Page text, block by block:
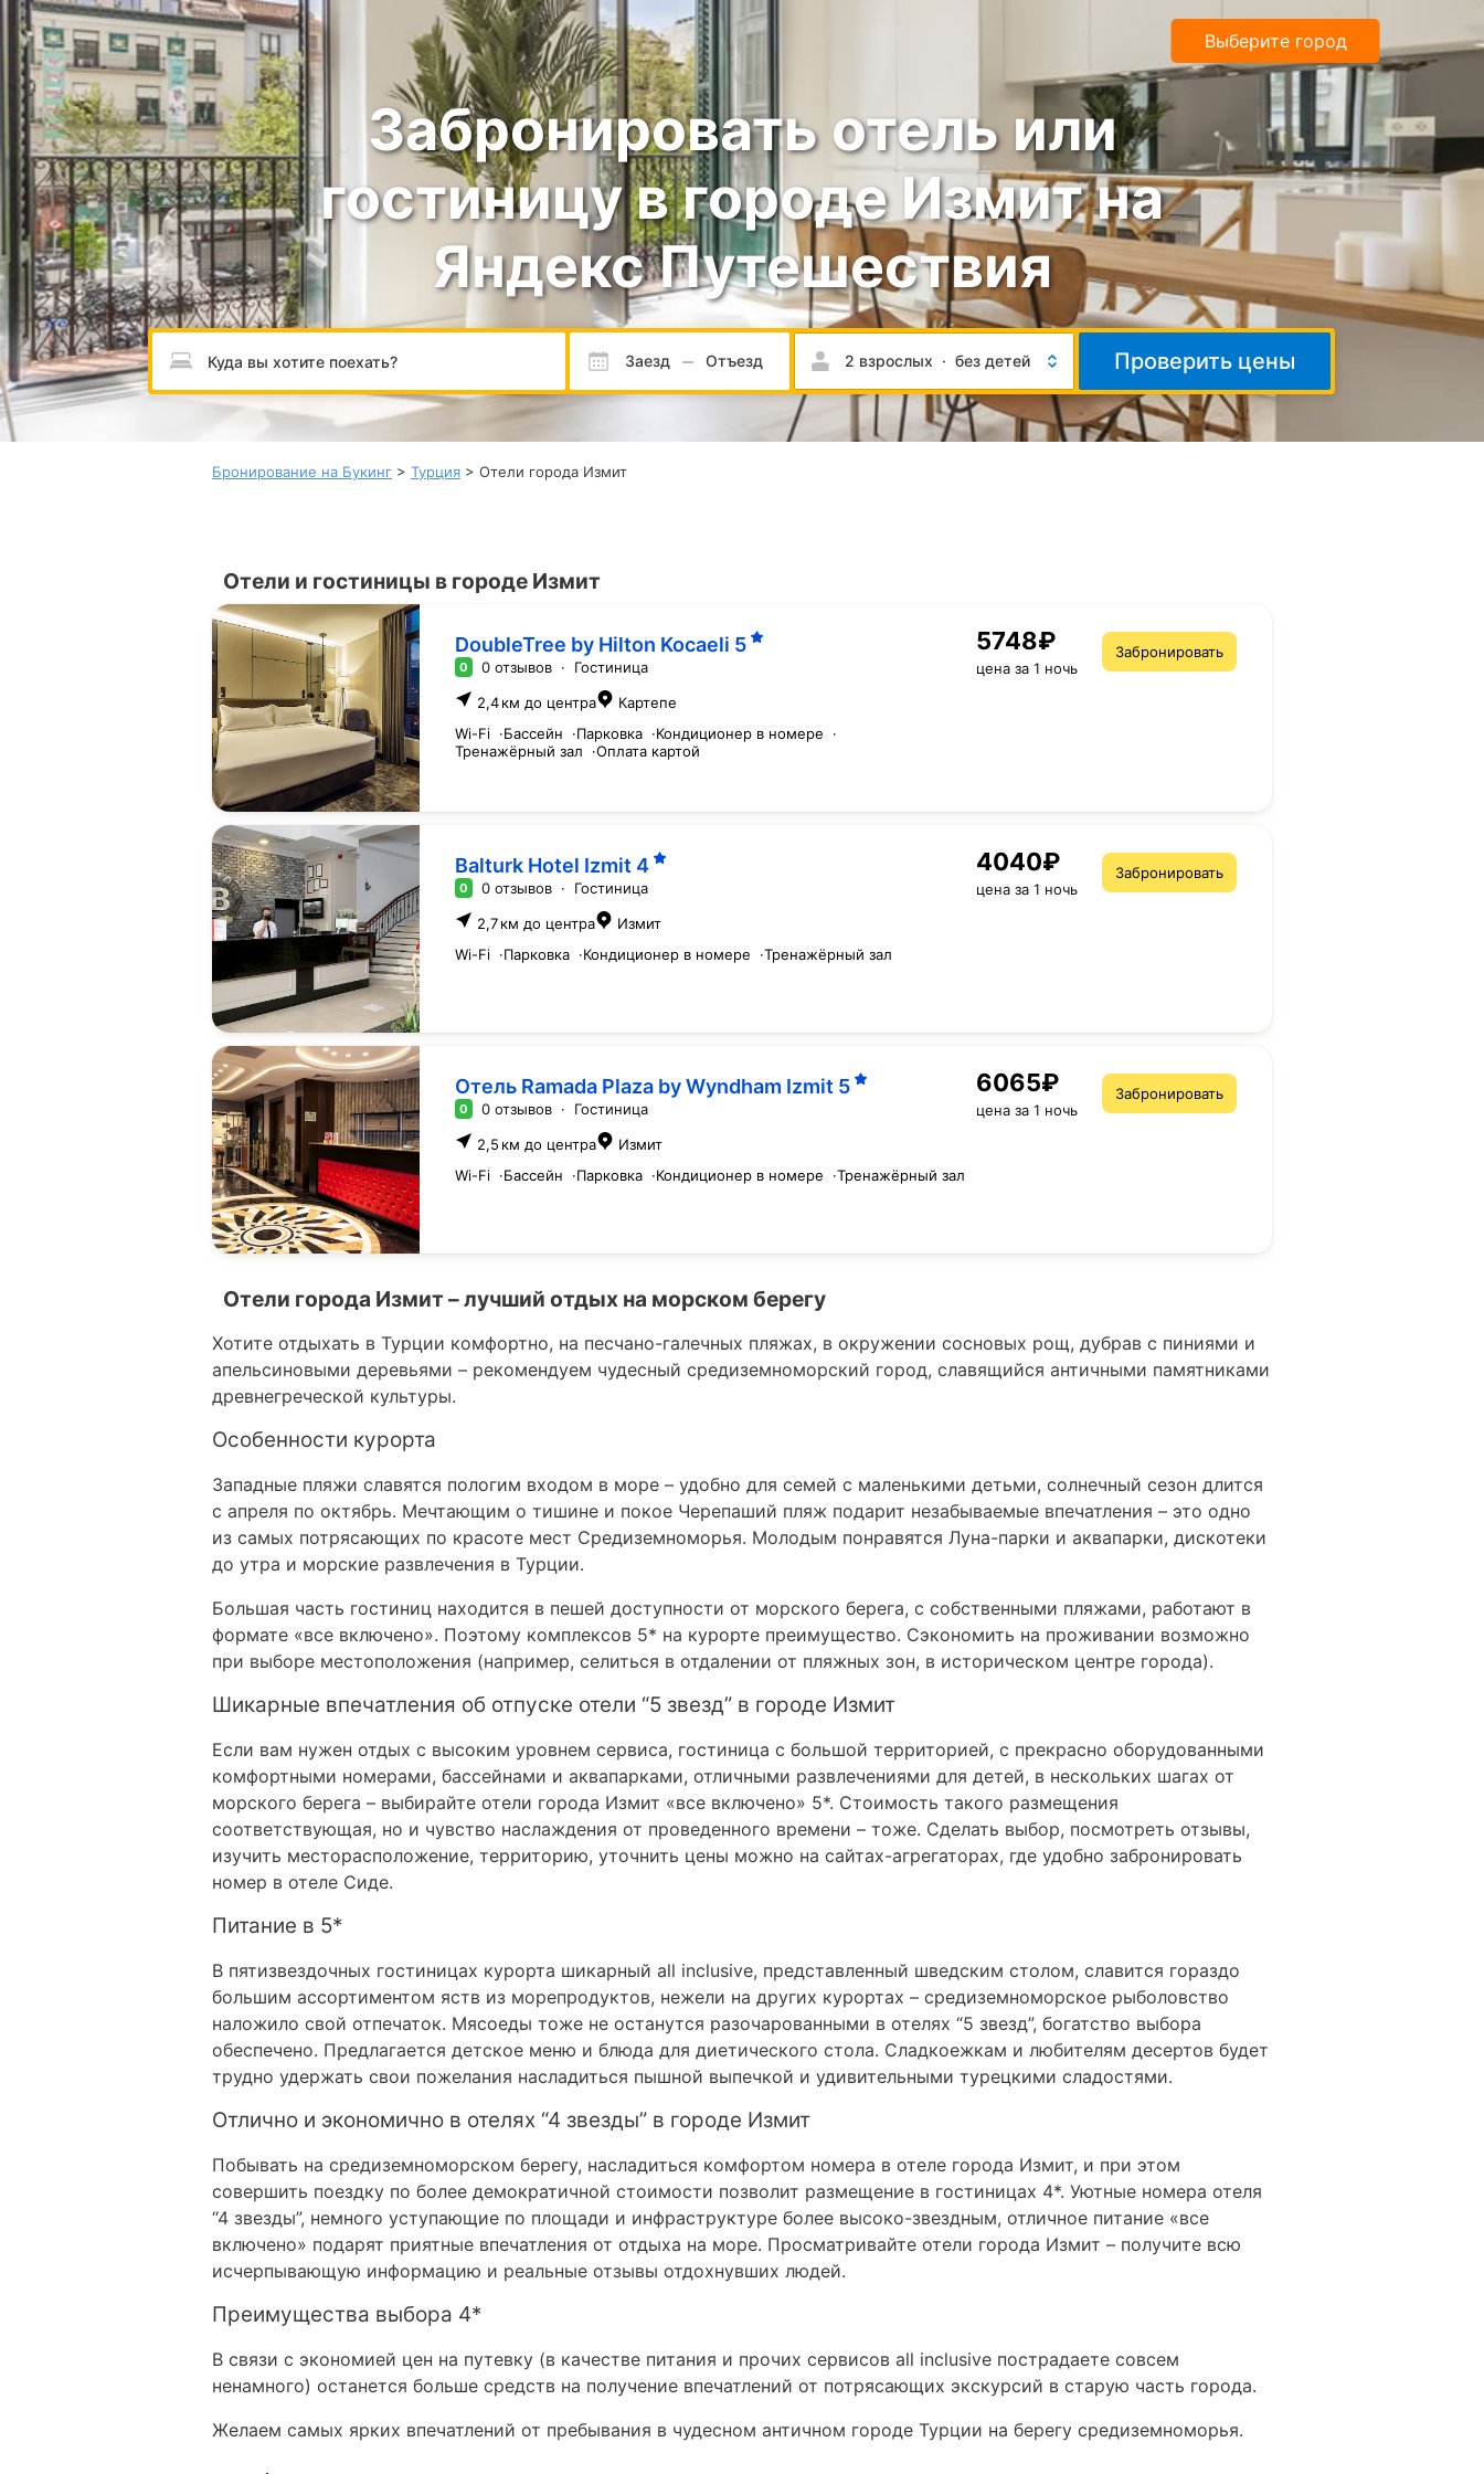
Забронировать отель или
гостиницу в городе Измит на
Яндекс Путешествия
Заезд
Отъезд
гостей
2 взрослых ·без детей Проверить цены
Выберите город
Бронирование на Букинг > Турция > Отели города Измит
Отели и гостиницы в городе Измит
DoubleTree by Hilton Kocaeli 5
0 0 отзывов · Гостиница
2,4 км до центра
Картепе
Wi-Fi ·Бассейн ·Парковка ·Кондиционер в номере ·
Тренажёрный зал ·Оплата картой
5748₽
цена за 1 ночь
Забронировать
Balturk Hotel Izmit 4
0 0 отзывов · Гостиница
2,7 км до центра
Измит
Wi-Fi ·Парковка ·Кондиционер в номере ·Тренажёрный зал
4040₽
цена за 1 ночь
Забронировать
Отель Ramada Plaza by Wyndham Izmit 5
0 0 отзывов · Гостиница
2,5 км до центра
Измит
Wi-Fi ·Бассейн ·Парковка ·Кондиционер в номере ·Тренажёрный зал
6065₽
цена за 1 ночь
Забронировать
Отели города Измит – лучший отдых на морском берегу
Хотите отдыхать в Турции комфортно, на песчано-галечных пляжах, в окружении сосновых рощ, дубрав с пиниями и
апельсиновыми деревьями – рекомендуем чудесный средиземноморский город, славящийся античными памятниками
древнегреческой культуры.
Особенности курорта
Западные пляжи славятся пологим входом в море – удобно для семей с маленькими детьми, солнечный сезон длится
с апреля по октябрь. Мечтающим о тишине и покое Черепаший пляж подарит незабываемые впечатления – это одно
из самых потрясающих по красоте мест Средиземноморья. Молодым понравятся Луна-парки и аквапарки, дискотеки
до утра и морские развлечения в Турции.
Большая часть гостиниц находится в пешей доступности от морского берега, с собственными пляжами, работают в
формате «все включено». Поэтому комплексов 5* на курорте преимущество. Сэкономить на проживании возможно
при выборе местоположения (например, селиться в отдалении от пляжных зон, в историческом центре города).
Шикарные впечатления об отпуске отели “5 звезд” в городе Измит
Если вам нужен отдых с высоким уровнем сервиса, гостиница с большой территорией, с прекрасно оборудованными
комфортными номерами, бассейнами и аквапарками, отличными развлечениями для детей, в нескольких шагах от
морского берега – выбирайте отели города Измит «все включено» 5*. Стоимость такого размещения
соответствующая, но и чувство наслаждения от проведенного времени – тоже. Сделать выбор, посмотреть отзывы,
изучить месторасположение, территорию, уточнить цены можно на сайтах-агрегаторах, где удобно забронировать
номер в отеле Сиде.
Питание в 5*
В пятизвездочных гостиницах курорта шикарный all inclusive, представленный шведским столом, славится гораздо
большим ассортиментом яств из морепродуктов, нежели на других курортах – средиземноморское рыболовство
наложило свой отпечаток. Мясоеды тоже не останутся разочарованными в отелях “5 звезд”, богатство выбора
обеспечено. Предлагается детское меню и блюда для диетического стола. Сладкоежкам и любителям десертов будет
трудно удержать свои пожелания насладиться пышной выпечкой и удивительными турецкими сладостями.
Отлично и экономично в отелях “4 звезды” в городе Измит
Побывать на средиземноморском берегу, насладиться комфортом номера в отеле города Измит, и при этом
совершить поездку по более демократичной стоимости позволит размещение в гостиницах 4*. Уютные номера отеля
“4 звезды”, немного уступающие по площади и инфраструктуре более высоко-звездным, отличное питание «все
включено» подарят приятные впечатления от отдыха на море. Просматривайте отели города Измит – получите всю
исчерпывающую информацию и реальные отзывы отдохнувших людей.
Преимущества выбора 4*
В связи с экономией цен на путевку (в качестве питания и прочих сервисов all inclusive пострадаете совсем
ненамного) останется больше средств на получение впечатлений от потрясающих экскурсий в старую часть города.
Желаем самых ярких впечатлений от пребывания в чудесном античном городе Турции на берегу средиземноморья.